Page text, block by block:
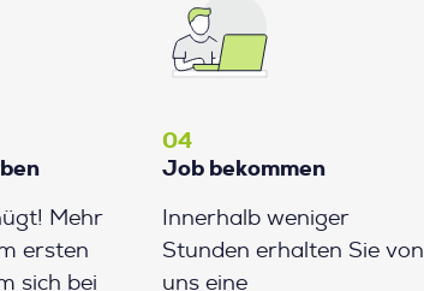
Mehr
ersten
sich bei
04
Job bekommen
Innerhalb weniger
Stunden erhalten Sie von
uns eine